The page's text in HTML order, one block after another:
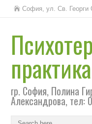
София, ул. Св.
гр. София, Полина
Александрова,